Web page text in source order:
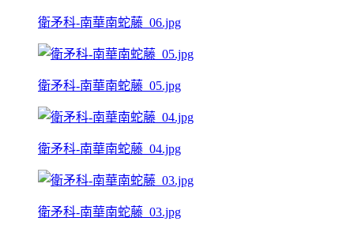
衛矛科-南華南蛇藤_06.jpg
衛矛科-南華南蛇藤_05.jpg
衛矛科-南華南蛇藤_04.jpg
衛矛科-南華南蛇藤_03.jpg